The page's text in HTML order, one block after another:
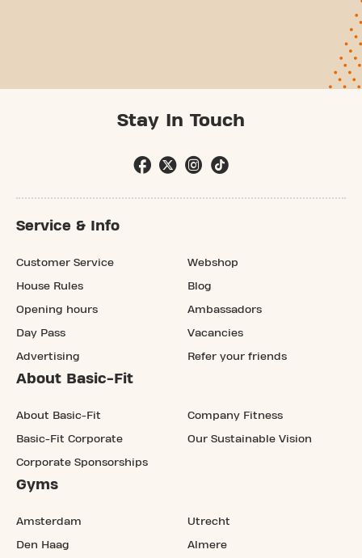
Stay In Touch
Service & Info
Customer Service
House Rules
Opening hours
Day Pass
Advertising
Webshop
Blog
Ambassadors
Vacancies
Refer your friends
About Basic-Fit
About Basic-Fit
Basic-Fit Corporate
Corporate Sponsorships
Company Fitness
Our Sustainable Vision
Gyms
Amsterdam
Den Haag
Utrecht
Almere